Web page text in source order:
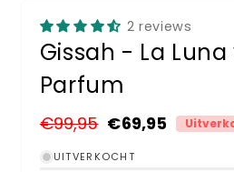
2 reviews
Gissah - La
Parfum
Normale
prijs
€99,95
Aanbiedingsprijs
€69,95
UITVERKOCHT